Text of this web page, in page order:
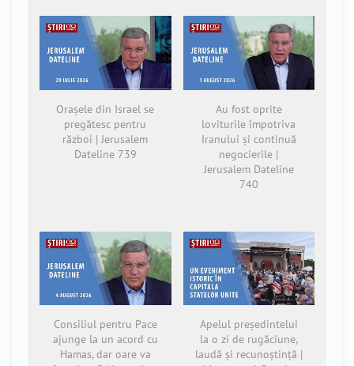
Orașele din Israel se
pregătesc pentru
război | Jerusalem
Dateline 739
Au fost oprite
loviturile împotriva
Iranului și continuă
negocierile |
Jerusalem Dateline
740
Consiliul pentru Pace
ajunge la un acord cu
Hamas, dar oare va
Apelul președintelui
la o zi de rugăciune,
laudă și recunoștință |